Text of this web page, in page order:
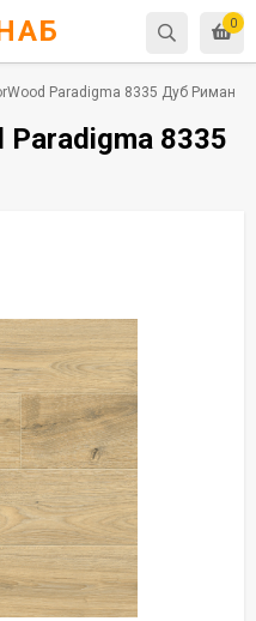
0
Paradigma 8335 Дуб Риман
8335